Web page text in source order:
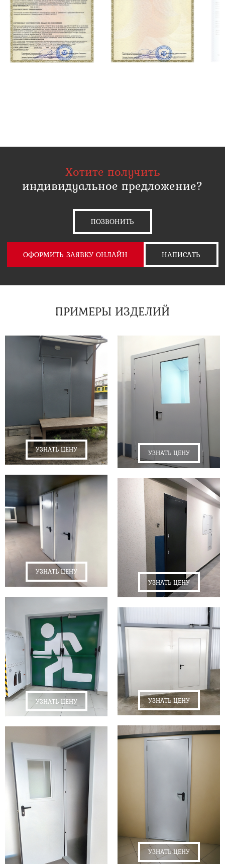
Хотите получить
индивидуальное предложение?
ПОЗВОНИТЬ
ОФОРМИТЬ ЗАЯВКУ ОНЛАЙН НАПИСАТЬ
ПРИМЕРЫ ИЗДЕЛИЙ
УЗНАТЬ ЦЕНУ
УЗНАТЬ ЦЕНУ
УЗНАТЬ ЦЕНУ
УЗНАТЬ ЦЕНУ
УЗНАТЬ ЦЕНУ
УЗНАТЬ ЦЕНУ
УЗНАТЬ ЦЕНУ